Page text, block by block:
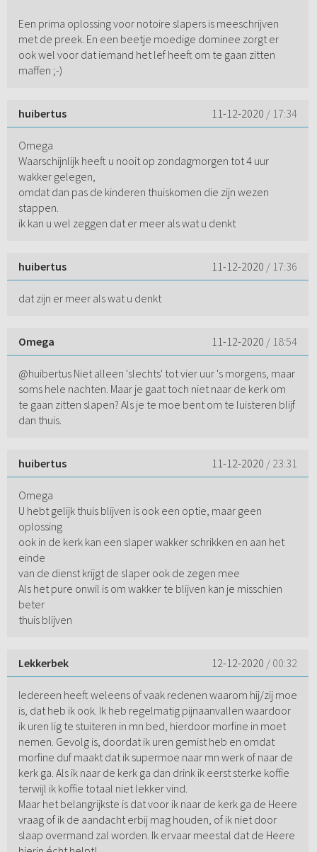
Een prima oplossing voor notoire slapers is meeschrijven
met de preek. En een beetje moedige dominee zorgt er
ook wel voor dat iemand het lef heeft om te gaan zitten
maffen ;-)
huibertus 11-12-2020 / 17:34
Omega
Waarschijnlijk heeft u nooit op zondagmorgen tot 4 uur
wakker gelegen,
omdat dan pas de kinderen thuiskomen die zijn wezen
stappen.
ik kan u wel zeggen dat er meer als wat u denkt
huibertus 11-12-2020 / 17:36
dat zijn er meer als wat u denkt
Omega 11-12-2020 / 18:54
@huibertus Niet alleen 'slechts' tot vier uur 's morgens, maar
soms hele nachten. Maar je gaat toch niet naar de kerk om
te gaan zitten slapen? Als je te moe bent om te luisteren blijf
dan thuis.
huibertus 11-12-2020 / 23:31
Omega
U hebt gelijk thuis blijven is ook een optie, maar geen
oplossing
ook in de kerk kan een slaper wakker schrikken en aan het
einde
van de dienst krijgt de slaper ook de zegen mee
Als het pure onwil is om wakker te blijven kan je misschien
beter
thuis blijven
Lekkerbek 12-12-2020 / 00:32
Iedereen heeft weleens of vaak redenen waarom hij/zij moe
is, dat heb ik ook. Ik heb regelmatig pijnaanvallen waardoor
ik uren lig te stuiteren in mn bed, hierdoor morfine in moet
nemen. Gevolg is, doordat ik uren gemist heb en omdat
morfine duf maakt dat ik supermoe naar mn werk of naar de
kerk ga. Als ik naar de kerk ga dan drink ik eerst sterke koffie
terwijl ik koffie totaal niet lekker vind.
Maar het belangrijkste is dat voor ik naar de kerk ga de Heere
vraag of ik de aandacht erbij mag houden, of ik niet door
slaap overmand zal worden. Ik ervaar meestal dat de Heere